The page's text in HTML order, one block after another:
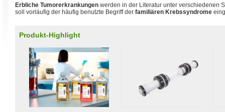
Erbliche Tumorerkrankungen werden in der Literatur unter verschiedenen
soll vorläufig der häufig benutzte Begriff der familiären Krebssyndrome
Produkt-Highlight